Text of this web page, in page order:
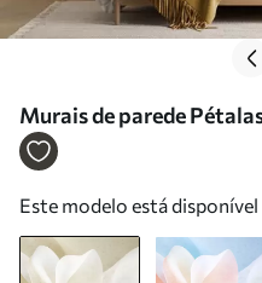
Murais de parede
com camadas suaves e
Este modelo está